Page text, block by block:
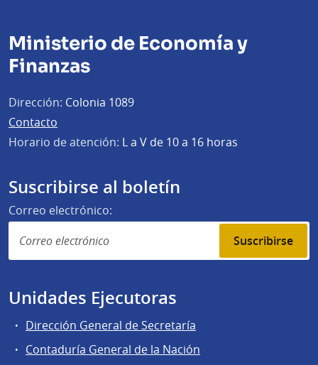
Ministerio de Economía y
Finanzas
Dirección: Colonia 1089
Contacto
Horario de atención: L a V de 10 a 16 horas
Suscribirse al boletín
Correo electrónico:
Suscribirse
Unidades Ejecutoras
Dirección General de Secretaría
Contaduría General de la Nación